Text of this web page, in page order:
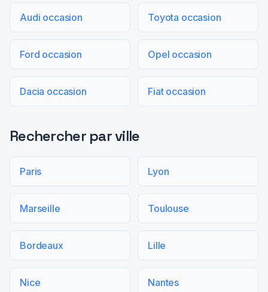
Audi occasion Toyota occasion
Ford occasion Opel occasion
Dacia occasion Fiat occasion
Rechercher par ville
Paris Lyon
Marseille Toulouse
Bordeaux Lille
Nice Nantes